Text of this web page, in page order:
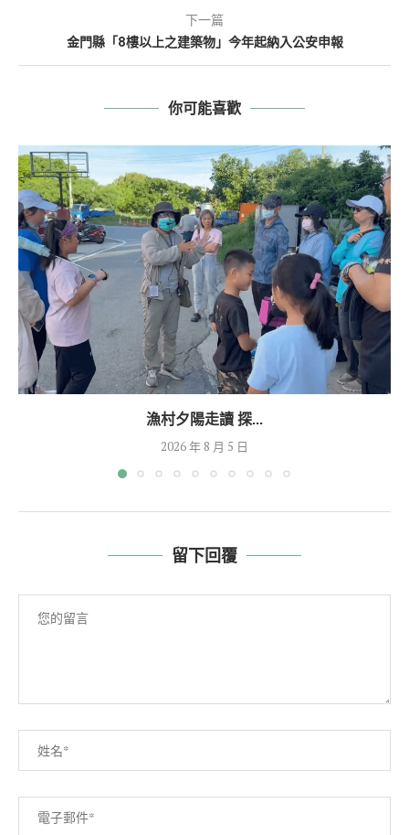
下一篇
金門縣「8樓以上之建築物」今年起納入公安申報
你可能喜歡
漁村夕陽走讀 探...
2026 年 8 月 5 日
留下回覆